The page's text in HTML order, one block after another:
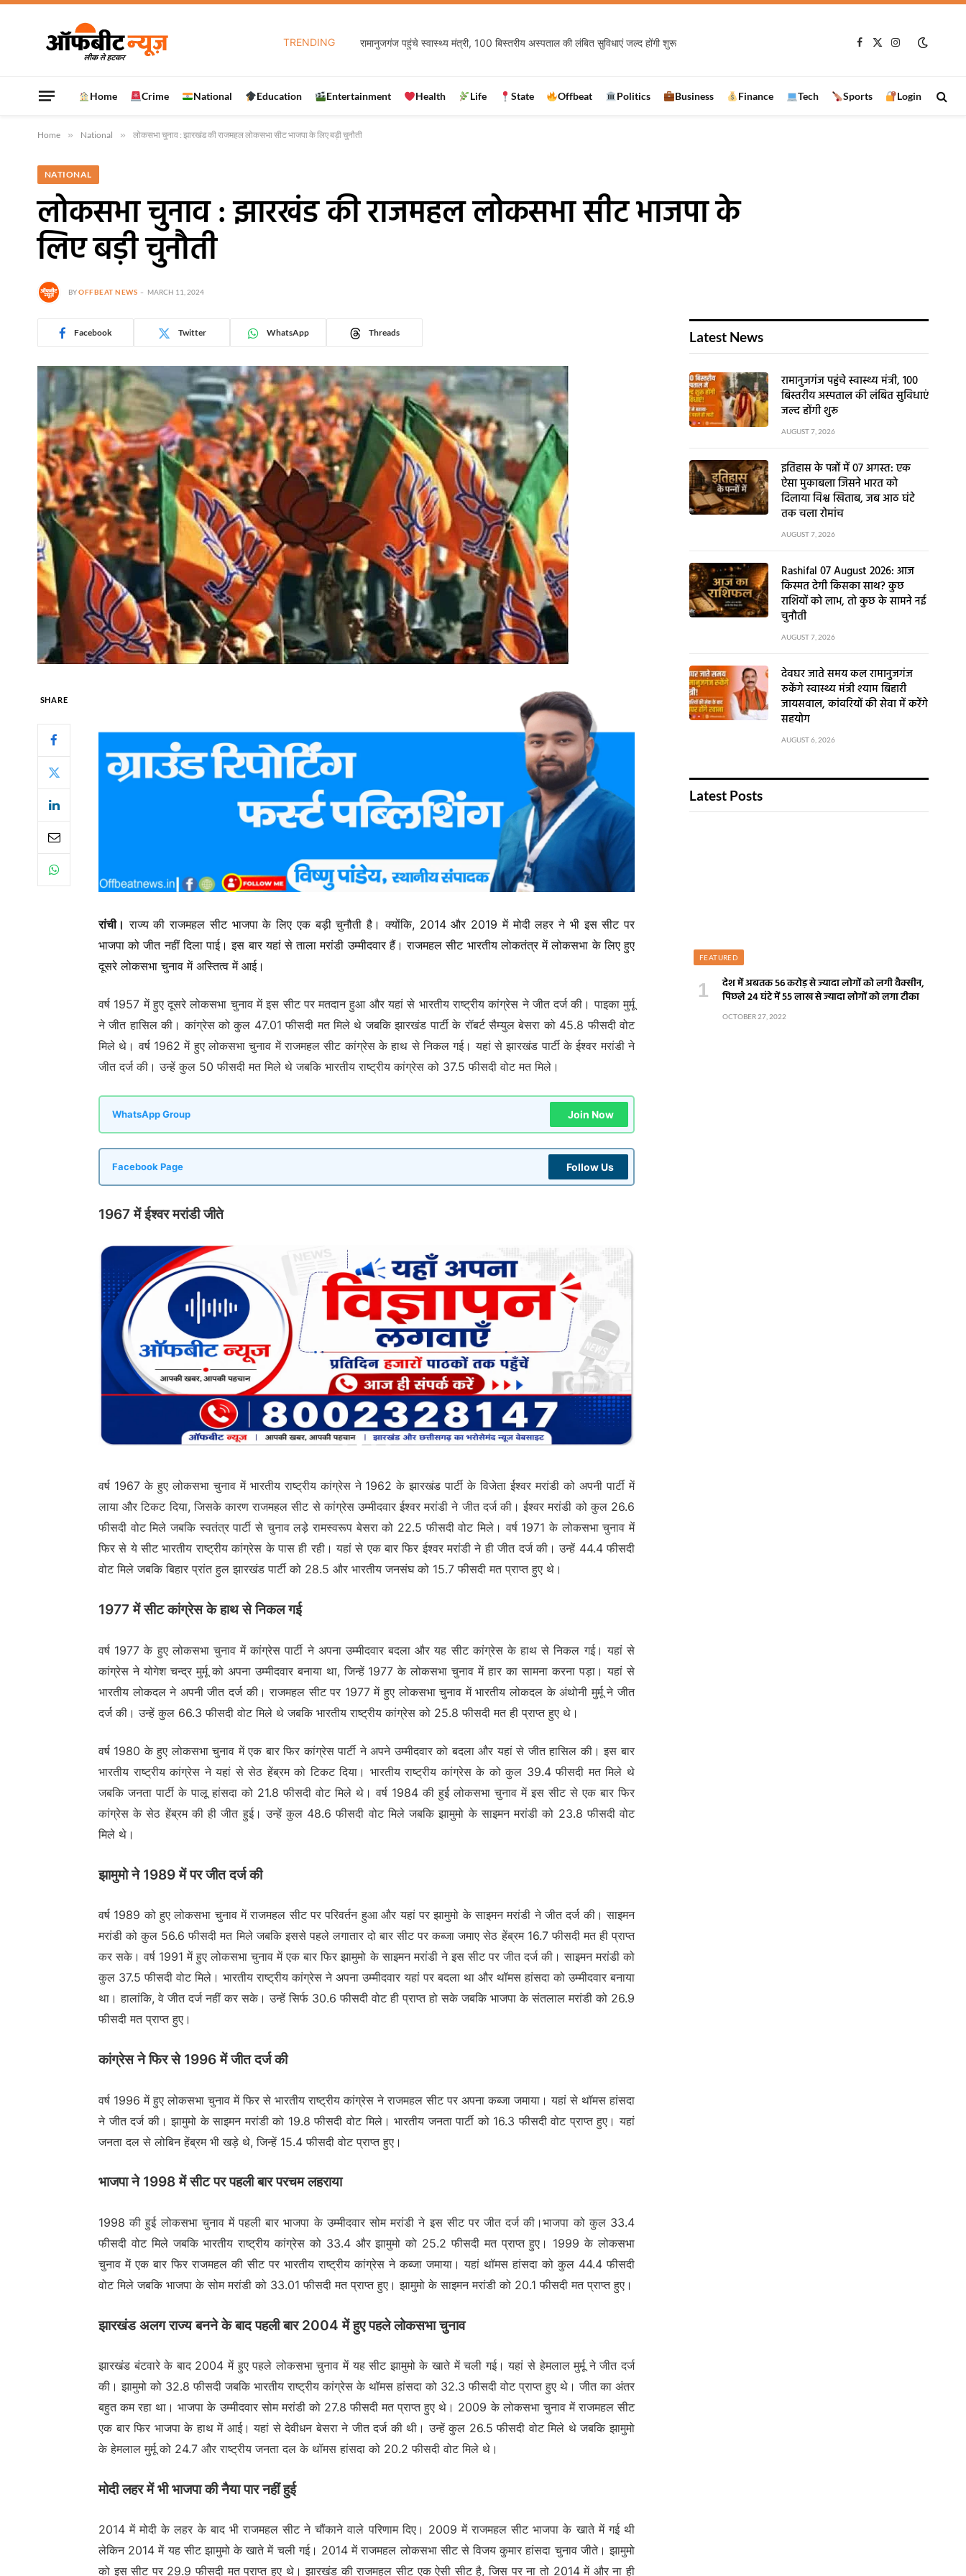
TRENDING रामानुजगंज पहुंचे स्वास्थ्य मंत्री, 100 बिस्तरीय अस्पताल की लंबित सुविधाएं जल्द होंगी शुरू
Facebook
X
Instagram
Home Crime National Education Entertainment Health Life State Offbeat Politics Business Finance Tech Sports Login
Home » National » लोकसभा चुनाव : झारखंड की राजमहल लोकसभा सीट भाजपा के लिए बड़ी चुनौती
NATIONAL
लोकसभा चुनाव : झारखंड की राजमहल लोकसभा सीट भाजपा के
लिए बड़ी चुनौती
BYOFFBEAT NEWS MARCH 11, 2024
Facebook Twitter WhatsApp Threads
SHARE
रांची। राज्य की राजमहल सीट भाजपा के लिए एक बड़ी चुनौती है। क्योंकि, 2014 और 2019 में मोदी लहर ने भी इस सीट पर
भाजपा को जीत नहीं दिला पाई। इस बार यहां से ताला मरांडी उम्मीदवार हैं। राजमहल सीट भारतीय लोकतंत्र में लोकसभा के लिए हुए
दूसरे लोकसभा चुनाव में अस्तित्व में आई।
वर्ष 1957 में हुए दूसरे लोकसभा चुनाव में इस सीट पर मतदान हुआ और यहां से भारतीय राष्ट्रीय कांग्रेस ने जीत दर्ज की। पाइका मुर्मू
ने जीत हासिल की। कांग्रेस को कुल 47.01 फीसदी मत मिले थे जबकि झारखंड पार्टी के रॉबर्ट सैम्युल बेसरा को 45.8 फीसदी वोट
मिले थे। वर्ष 1962 में हुए लोकसभा चुनाव में राजमहल सीट कांग्रेस के हाथ से निकल गई। यहां से झारखंड पार्टी के ईश्वर मरांडी ने
जीत दर्ज की। उन्हें कुल 50 फीसदी मत मिले थे जबकि भारतीय राष्ट्रीय कांग्रेस को 37.5 फीसदी वोट मत मिले।
WhatsApp Group Join Now
Facebook Page Follow Us
1967 में ईश्वर मरांडी जीते
वर्ष 1967 के हुए लोकसभा चुनाव में भारतीय राष्ट्रीय कांग्रेस ने 1962 के झारखंड पार्टी के विजेता ईश्वर मरांडी को अपनी पार्टी में
लाया और टिकट दिया, जिसके कारण राजमहल सीट से कांग्रेस उम्मीदवार ईश्वर मरांडी ने जीत दर्ज की। ईश्वर मरांडी को कुल 26.6
फीसदी वोट मिले जबकि स्वतंत्र पार्टी से चुनाव लड़े रामस्वरूप बेसरा को 22.5 फीसदी वोट मिले। वर्ष 1971 के लोकसभा चुनाव में
फिर से ये सीट भारतीय राष्ट्रीय कांग्रेस के पास ही रही। यहां से एक बार फिर ईश्वर मरांडी ने ही जीत दर्ज की। उन्हें 44.4 फीसदी
वोट मिले जबकि बिहार प्रांत हुल झारखंड पार्टी को 28.5 और भारतीय जनसंघ को 15.7 फीसदी मत प्राप्त हुए थे।
1977 में सीट कांग्रेस के हाथ से निकल गई
वर्ष 1977 के हुए लोकसभा चुनाव में कांग्रेस पार्टी ने अपना उम्मीदवार बदला और यह सीट कांग्रेस के हाथ से निकल गई। यहां से
कांग्रेस ने योगेश चन्द्र मुर्मू को अपना उम्मीदवार बनाया था, जिन्हें 1977 के लोकसभा चुनाव में हार का सामना करना पड़ा। यहां से
भारतीय लोकदल ने अपनी जीत दर्ज की। राजमहल सीट पर 1977 में हुए लोकसभा चुनाव में भारतीय लोकदल के अंथोनी मुर्मू ने जीत
दर्ज की। उन्हें कुल 66.3 फीसदी वोट मिले थे जबकि भारतीय राष्ट्रीय कांग्रेस को 25.8 फीसदी मत ही प्राप्त हुए थे।
वर्ष 1980 के हुए लोकसभा चुनाव में एक बार फिर कांग्रेस पार्टी ने अपने उम्मीदवार को बदला और यहां से जीत हासिल की। इस बार
भारतीय राष्ट्रीय कांग्रेस ने यहां से सेठ हेंब्रम को टिकट दिया। भारतीय राष्ट्रीय कांग्रेस के को कुल 39.4 फीसदी मत मिले थे
जबकि जनता पार्टी के पालू हांसदा को 21.8 फीसदी वोट मिले थे। वर्ष 1984 की हुई लोकसभा चुनाव में इस सीट से एक बार फिर
कांग्रेस के सेठ हेंब्रम की ही जीत हुई। उन्हें कुल 48.6 फीसदी वोट मिले जबकि झामुमो के साइमन मरांडी को 23.8 फीसदी वोट
मिले थे।
झामुमो ने 1989 में पर जीत दर्ज की
वर्ष 1989 को हुए लोकसभा चुनाव में राजमहल सीट पर परिवर्तन हुआ और यहां पर झामुमो के साइमन मरांडी ने जीत दर्ज की। साइमन
मरांडी को कुल 56.6 फीसदी मत मिले जबकि इससे पहले लगातार दो बार सीट पर कब्जा जमाए सेठ हेंब्रम 16.7 फीसदी मत ही प्राप्त
कर सके। वर्ष 1991 में हुए लोकसभा चुनाव में एक बार फिर झामुमो के साइमन मरांडी ने इस सीट पर जीत दर्ज की। साइमन मरांडी को
कुल 37.5 फीसदी वोट मिले। भारतीय राष्ट्रीय कांग्रेस ने अपना उम्मीदवार यहां पर बदला था और थॉमस हांसदा को उम्मीदवार बनाया
था। हालांकि, वे जीत दर्ज नहीं कर सके। उन्हें सिर्फ 30.6 फीसदी वोट ही प्राप्त हो सके जबकि भाजपा के संतलाल मरांडी को 26.9
फीसदी मत प्राप्त हुए।
कांग्रेस ने फिर से 1996 में जीत दर्ज की
वर्ष 1996 में हुए लोकसभा चुनाव में फिर से भारतीय राष्ट्रीय कांग्रेस ने राजमहल सीट पर अपना कब्जा जमाया। यहां से थॉमस हांसदा
ने जीत दर्ज की। झामुमो के साइमन मरांडी को 19.8 फीसदी वोट मिले। भारतीय जनता पार्टी को 16.3 फीसदी वोट प्राप्त हुए। यहां
जनता दल से लोबिन हेंब्रम भी खड़े थे, जिन्हें 15.4 फीसदी वोट प्राप्त हुए।
भाजपा ने 1998 में सीट पर पहली बार परचम लहराया
1998 की हुई लोकसभा चुनाव में पहली बार भाजपा के उम्मीदवार सोम मरांडी ने इस सीट पर जीत दर्ज की।भाजपा को कुल 33.4
फीसदी वोट मिले जबकि भारतीय राष्ट्रीय कांग्रेस को 33.4 और झामुमो को 25.2 फीसदी मत प्राप्त हुए। 1999 के लोकसभा
चुनाव में एक बार फिर राजमहल की सीट पर भारतीय राष्ट्रीय कांग्रेस ने कब्जा जमाया। यहां थॉमस हांसदा को कुल 44.4 फीसदी
वोट मिले जबकि भाजपा के सोम मरांडी को 33.01 फीसदी मत प्राप्त हुए। झामुमो के साइमन मरांडी को 20.1 फीसदी मत प्राप्त हुए।
झारखंड अलग राज्य बनने के बाद पहली बार 2004 में हुए पहले लोकसभा चुनाव
झारखंड बंटवारे के बाद 2004 में हुए पहले लोकसभा चुनाव में यह सीट झामुमो के खाते में चली गई। यहां से हेमलाल मुर्मू ने जीत दर्ज
की। झामुमो को 32.8 फीसदी जबकि भारतीय राष्ट्रीय कांग्रेस के थॉमस हांसदा को 32.3 फीसदी वोट प्राप्त हुए थे। जीत का अंतर
बहुत कम रहा था। भाजपा के उम्मीदवार सोम मरांडी को 27.8 फीसदी मत प्राप्त हुए थे। 2009 के लोकसभा चुनाव में राजमहल सीट
एक बार फिर भाजपा के हाथ में आई। यहां से देवीधन बेसरा ने जीत दर्ज की थी। उन्हें कुल 26.5 फीसदी वोट मिले थे जबकि झामुमो
के हेमलाल मुर्मू को 24.7 और राष्ट्रीय जनता दल के थॉमस हांसदा को 20.2 फीसदी वोट मिले थे।
मोदी लहर में भी भाजपा की नैया पार नहीं हुई
2014 में मोदी के लहर के बाद भी राजमहल सीट ने चौंकाने वाले परिणाम दिए। 2009 में राजमहल सीट भाजपा के खाते में गई थी
लेकिन 2014 में यह सीट झामुमो के खाते में चली गई। 2014 में राजमहल लोकसभा सीट से विजय कुमार हांसदा चुनाव जीते। झामुमो
को इस सीट पर 29.9 फीसदी मत प्राप्त हुए थे। झारखंड की राजमहल सीट एक ऐसी सीट है, जिस पर ना तो 2014 में और ना ही
Latest News
रामानुजगंज पहुंचे स्वास्थ्य मंत्री, 100
बिस्तरीय अस्पताल की लंबित सुविधाएं
जल्द होंगी शुरू
AUGUST 7, 2026
इतिहास के पन्नों में 07 अगस्त: एक
ऐसा मुकाबला जिसने भारत को
दिलाया विश्व खिताब, जब आठ घंटे
तक चला रोमांच
AUGUST 7, 2026
Rashifal 07 August 2026: आज
किस्मत देगी किसका साथ? कुछ
राशियों को लाभ, तो कुछ के सामने नई
चुनौती
AUGUST 7, 2026
देवघर जाते समय कल रामानुजगंज
रुकेंगे स्वास्थ्य मंत्री श्याम बिहारी
जायसवाल, कांवरियों की सेवा में करेंगे
सहयोग
AUGUST 6, 2026
Latest Posts
FEATURED
देश में अबतक 56 करोड़ से ज्यादा लोगों को लगी वैक्सीन,
पिछले 24 घंटे में 55 लाख से ज्यादा लोगों को लगा टीका
OCTOBER 27, 2022